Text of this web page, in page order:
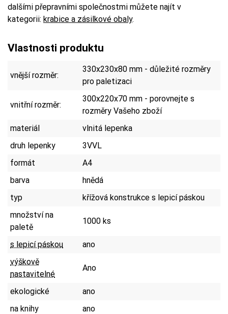
dalšími přepravními společnostmi můžete najít v
kategorii: krabice a zásilkové obaly.
Vlastnosti produktu
vnější rozměr:
330x230x80 mm - důležité rozměry
pro paletizaci
vnitřní rozměr:
300x220x70 mm - porovnejte s
rozměry Vašeho zboží
materiál
vlnitá lepenka
druh lepenky
3VVL
formát
A4
barva
hnědá
typ
křížová konstrukce s lepicí páskou
množství na
paletě
1000 ks
s lepicí páskou
ano
výškově
nastavitelné
Ano
ekologické
ano
na knihy
ano